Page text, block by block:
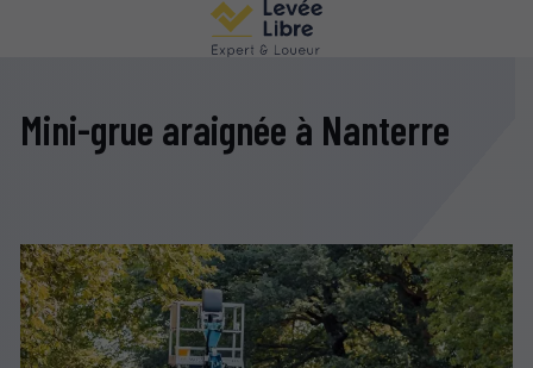
Mini-grue araignée à Nanterre